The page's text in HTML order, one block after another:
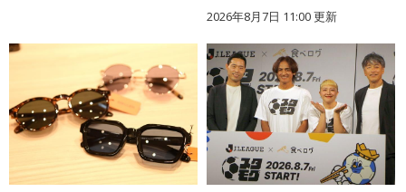
2026年8月7日 11:00更新